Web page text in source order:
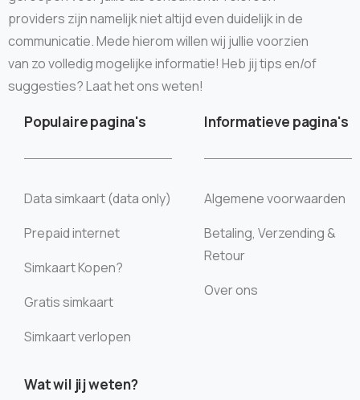
providers zijn namelijk niet altijd even duidelijk in de
communicatie. Mede hierom willen wij jullie voorzien
van zo volledig mogelijke informatie! Heb jij tips en/of
suggesties? Laat het ons weten!
Populaire pagina's
Data simkaart (data only)
Prepaid internet
Simkaart Kopen?
Gratis simkaart
Simkaart verlopen
Informatieve pagina's
Algemene voorwaarden
Betaling, Verzending &
Retour
Over ons
Wat wil jij weten?